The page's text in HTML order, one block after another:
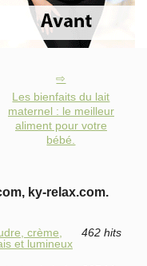
Les bienfaits du lait
maternel : le meilleur
aliment pour votre
bébé.
ky-relax.com.
crème,
et lumineux
462 hits